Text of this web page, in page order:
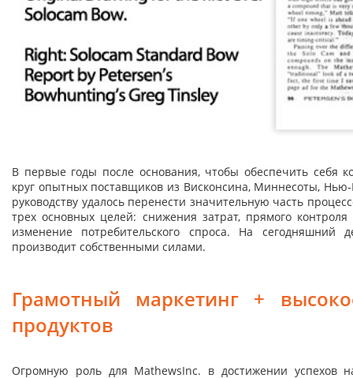
В первые годы после основания, чтобы обеспечить себя
круг опытных поставщиков из Висконсина, Миннесоты,
руководству удалось перенести значительную часть
трех основных целей: снижения затрат, прямого
изменение потребительского спроса. На сегодняшний
производит собственными силами.
Грамотный маркетинг +
продуктов
Огромную роль для MathewsInc. в достижении успехов